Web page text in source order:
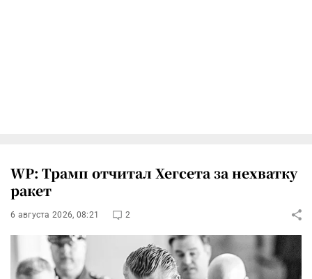
WP: Трамп отчитал Хегсета за нехватку
ракет
6 августа 2026, 08:21 2